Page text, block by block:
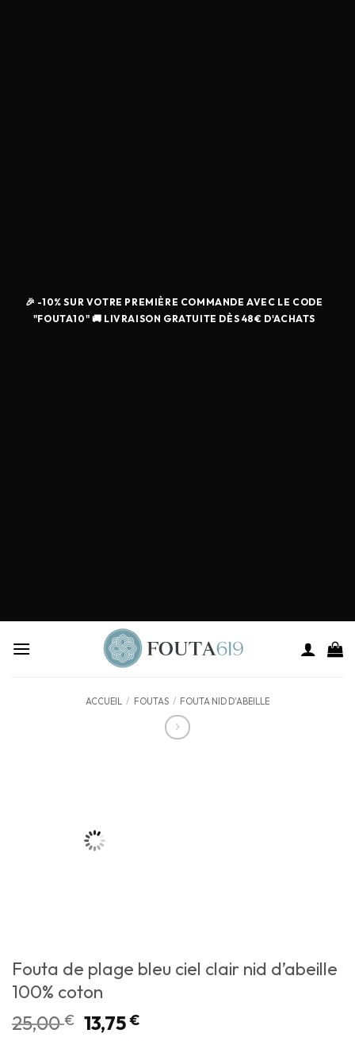
🎉 -10% SUR VOTRE PREMIÈRE COMMANDE AVEC LE CODE
"FOUTA10" 🚚 LIVRAISON GRATUITE DÈS 48€ D'ACHATS
ACCUEIL / FOUTAS / FOUTA NID D'ABEILLE
Fouta de plage bleu ciel clair nid d’abeille
100% coton
25,00€ 13,75€